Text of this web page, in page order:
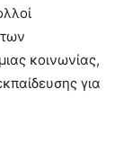
κοινωνίας,
για